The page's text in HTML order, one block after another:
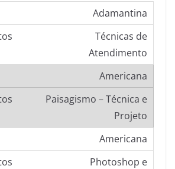
Adamantina
Técnicas de
Atendimento
Americana
Paisagismo – Técnica e
Projeto
Americana
Photoshop e